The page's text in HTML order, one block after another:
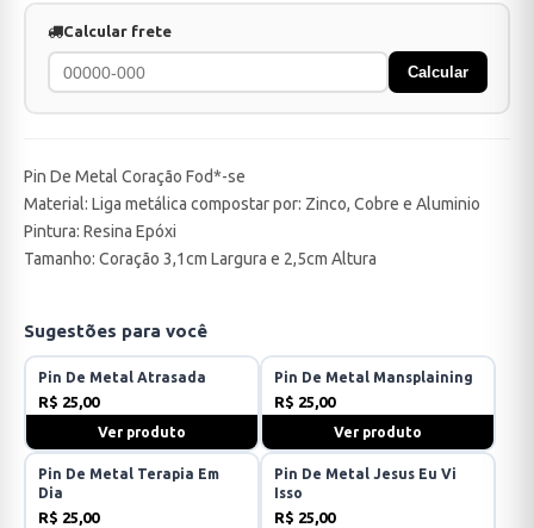
Calcular frete
Calcular
Pin De Metal Coração Fod*-se
Material: Liga metálica compostar por: Zinco, Cobre e Aluminio
Pintura: Resina Epóxi
Tamanho: Coração 3,1cm Largura e 2,5cm Altura
Sugestões para você
Pin De Metal Atrasada
R$ 25,00
Ver produto
Pin De Metal Mansplaining
R$ 25,00
Ver produto
Pin De Metal Terapia Em
Dia
R$ 25,00
Pin De Metal Jesus Eu Vi
Isso
R$ 25,00